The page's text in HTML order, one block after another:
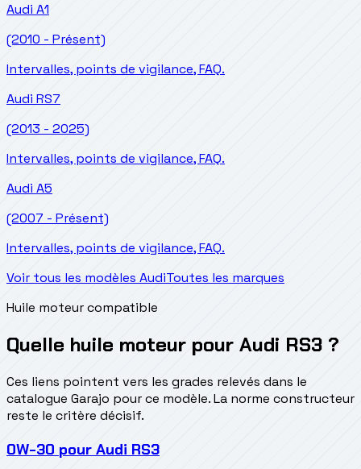
Audi A1
(2010 - Présent)
Intervalles, points de vigilance, FAQ.
Audi RS7
(2013 - 2025)
Intervalles, points de vigilance, FAQ.
Audi A5
(2007 - Présent)
Intervalles, points de vigilance, FAQ.
Voir tous les modèles AudiToutes les marques
Huile moteur compatible
Quelle huile moteur pour Audi RS3 ?
Ces liens pointent vers les grades relevés dans le
catalogue Garajo pour ce modèle. La norme constructeur
reste le critère décisif.
0W-30 pour Audi RS3